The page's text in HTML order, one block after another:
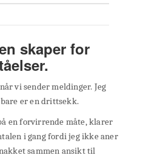
skaper for
vi sender meldinger. Jeg
er en drittsekk.
en forvirrende måte, klarer
i gang fordi jeg ikke aner
sammen ansikt til